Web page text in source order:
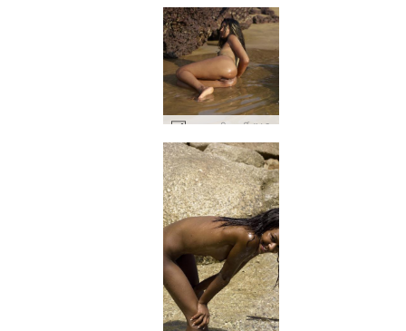
नूना भारतीय गर्मी #19